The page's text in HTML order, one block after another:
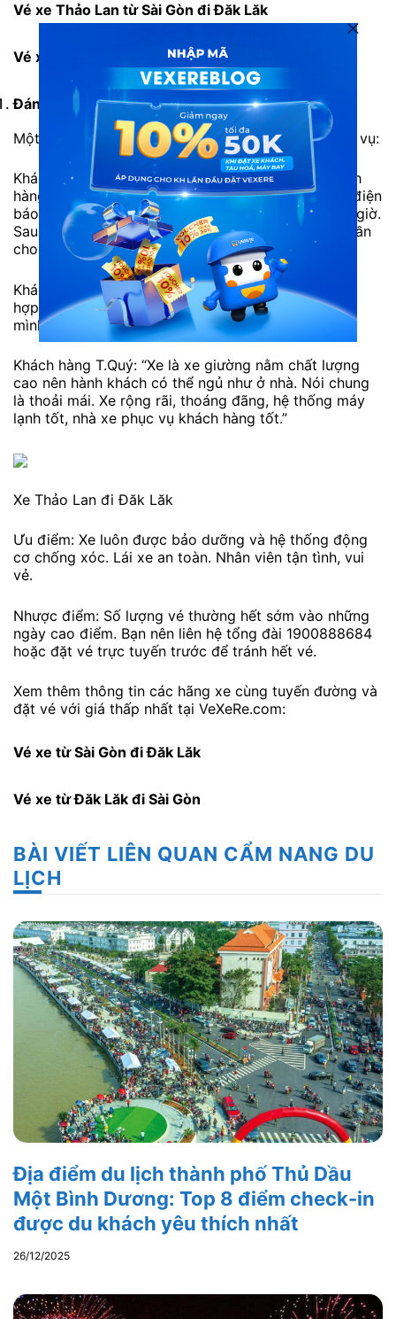
Vé xe Thảo Lan từ Sài Gòn đi Đăk Lăk
Vé xe Thảo Lan từ Đăk Lăk đi Sài Gòn
Đánh giá xe Thảo Lan đi Đăk Lăk từ khách hàng
Một số đánh giá từ khách hàng đã trải nghiệm dịch vụ:
Khách hàng H.Mai: “Nhà xe Thảo Lan phục vụ khách
hàng rất tử tế. Nếu bạn có bỏ quên đồ trên xe gọi điện
báo thì nhà xe sẽ giữ giùm bạn. Xe khởi hành đúng giờ.
Sau khi đặt vé xe thì nhà xe gọi điện nhắc nhở hai lần
cho đến khi lên xe.”
Khách hàng Q.Hải: “Chất lượng xe Thảo Lan tốt, giá
hợp lý. Nhân viên tận tình và vui vẻ. Nhìn chung thì
mình rất thích và sẽ ủng hộ lâu dài.”
Khách hàng T.Quý: “Xe là xe giường nằm chất lượng
cao nên hành khách có thể ngủ như ở nhà. Nói chung
là thoải mái. Xe rộng rãi, thoáng đãng, hệ thống máy
lạnh tốt, nhà xe phục vụ khách hàng tốt.”
Xe Thảo Lan đi Đăk Lăk
Ưu điểm: Xe luôn được bảo dưỡng và hệ thống động
cơ chống xóc. Lái xe an toàn. Nhân viên tận tình, vui
vẻ.
Nhược điểm: Số lượng vé thường hết sớm vào những
ngày cao điểm. Bạn nên liên hệ tổng đài 1900888684
hoặc đặt vé trực tuyến trước để tránh hết vé.
Xem thêm thông tin các hãng xe cùng tuyến đường và
đặt vé với giá thấp nhất tại VeXeRe.com:
Vé xe từ Sài Gòn đi Đăk Lăk
Vé xe từ Đăk Lăk đi Sài Gòn
BÀI VIẾT LIÊN QUAN CẨM NANG DU
LỊCH
Địa điểm du lịch thành phố Thủ Dầu
Một Bình Dương: Top 8 điểm check-in
được du khách yêu thích nhất
26/12/2025